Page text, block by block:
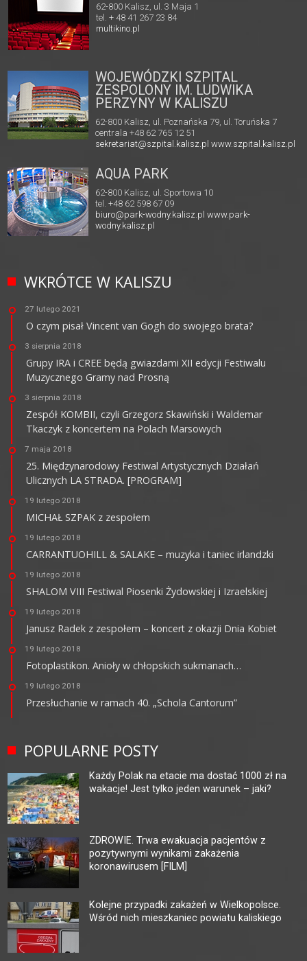
62-800 Kalisz, ul. 3 Maja 1
tel. + 48 41 267 23 84
multikino.pl
WOJEWÓDZKI SZPITAL
ZESPOLONY IM. LUDWIKA
PERZYNY W KALISZU
62-800 Kalisz, ul. Poznańska 79, ul. Toruńska 7
centrala +48 62 765 12 51
sekretariat@szpital.kalisz.pl www.szpital.kalisz.pl
AQUA PARK
62-800 Kalisz, ul. Sportowa 10
tel. +48 62 598 67 09
biuro@park-wodny.kalisz.pl www.park-
wodny.kalisz.pl
WKRÓTCE W KALISZU
27 lutego 2021
O czym pisał Vincent van Gogh do swojego brata?
3 sierpnia 2018
Grupy IRA i CREE będą gwiazdami XII edycji Festiwalu
Muzycznego Gramy nad Prosną
3 sierpnia 2018
Zespół KOMBII, czyli Grzegorz Skawiński i Waldemar
Tkaczyk z koncertem na Polach Marsowych
7 maja 2018
25. Międzynarodowy Festiwal Artystycznych Działań
Ulicznych LA STRADA. [PROGRAM]
19 lutego 2018
MICHAŁ SZPAK z zespołem
19 lutego 2018
CARRANTUOHILL & SALAKE – muzyka i taniec irlandzki
19 lutego 2018
SHALOM VIII Festiwal Piosenki Żydowskiej i Izraelskiej
19 lutego 2018
Janusz Radek z zespołem – koncert z okazji Dnia Kobiet
19 lutego 2018
Fotoplastikon. Anioły w chłopskich sukmanach…
19 lutego 2018
Przesłuchanie w ramach 40. „Schola Cantorum”
POPULARNE POSTY
Każdy Polak na etacie ma dostać 1000 zł na
wakacje! Jest tylko jeden warunek – jaki?
ZDROWIE. Trwa ewakuacja pacjentów z
pozytywnymi wynikami zakażenia
koronawirusem [FILM]
Kolejne przypadki zakażeń w Wielkopolsce.
Wśród nich mieszkaniec powiatu kaliskiego